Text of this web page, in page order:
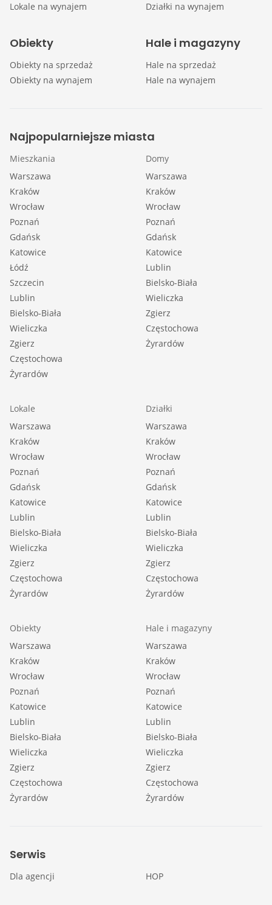
Lokale na wynajem
Działki na wynajem
Obiekty
Obiekty na sprzedaż
Obiekty na wynajem
Hale i magazyny
Hale na sprzedaż
Hale na wynajem
Najpopularniejsze miasta
Mieszkania
Warszawa
Kraków
Wrocław
Poznań
Gdańsk
Katowice
Łódź
Szczecin
Lublin
Bielsko-Biała
Wieliczka
Zgierz
Częstochowa
Żyrardów
Domy
Warszawa
Kraków
Wrocław
Poznań
Gdańsk
Katowice
Lublin
Bielsko-Biała
Wieliczka
Zgierz
Częstochowa
Żyrardów
Lokale
Warszawa
Kraków
Wrocław
Poznań
Gdańsk
Katowice
Lublin
Bielsko-Biała
Wieliczka
Zgierz
Częstochowa
Żyrardów
Działki
Warszawa
Kraków
Wrocław
Poznań
Gdańsk
Katowice
Lublin
Bielsko-Biała
Wieliczka
Zgierz
Częstochowa
Żyrardów
Obiekty
Warszawa
Kraków
Wrocław
Poznań
Katowice
Lublin
Bielsko-Biała
Wieliczka
Zgierz
Częstochowa
Żyrardów
Hale i magazyny
Warszawa
Kraków
Wrocław
Poznań
Katowice
Lublin
Bielsko-Biała
Wieliczka
Zgierz
Częstochowa
Żyrardów
Serwis
Dla agencji HOP